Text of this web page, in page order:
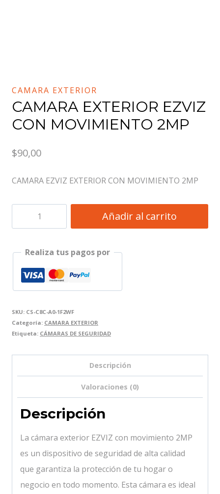
CAMARA EXTERIOR
CAMARA EXTERIOR EZVIZ
CON MOVIMIENTO 2MP
$90,00
CAMARA EZVIZ EXTERIOR CON MOVIMIENTO 2MP
CAMARA
EXTERIOR
CON
MOVIMIENTO
2MP
Añadir al carrito
Realiza tus pagos por
SKU: CS-C8C-A0-1F2WF
Categoría: CAMARA EXTERIOR
Etiqueta: CÁMARAS DE SEGURIDAD
Descripción
Valoraciones (0)
Descripción
La cámara exterior EZVIZ con movimiento 2MP
es un dispositivo de seguridad de alta calidad
que garantiza la protección de tu hogar o
negocio en todo momento. Esta cámara es ideal